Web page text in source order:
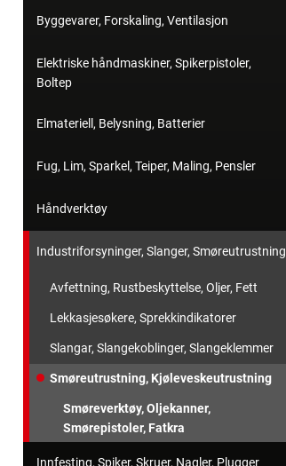
Byggevarer, Forskaling, Ventilasjon
Elektriske håndmaskiner, Spikerpistoler,
Boltep
Elmateriell, Belysning, Batterier
Fug, Lim, Sparkel, Teiper, Maling, Pensler
Håndverktøy
Industriforsyninger, Slanger, Smøreutrustning
Avfettning, Rustbeskyttelse, Oljer, Fett
Lekkasjesøkere, Sprekkindikatorer
Slangar, Slangekoblinger, Slangeklemmer
Smøreutrustning, Kjøleveskeutrustning
Smøreverktøy, Oljekanner,
Smørepistoler, Fatkra
Innfesting, Spiker, Skruer, Nagler, Plugger